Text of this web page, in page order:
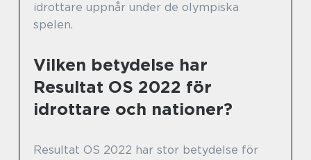
idrottare uppnår under de olympiska
spelen.
Vilken betydelse har
Resultat OS 2022 för
idrottare och nationer?
Resultat OS 2022 har stor betydelse för